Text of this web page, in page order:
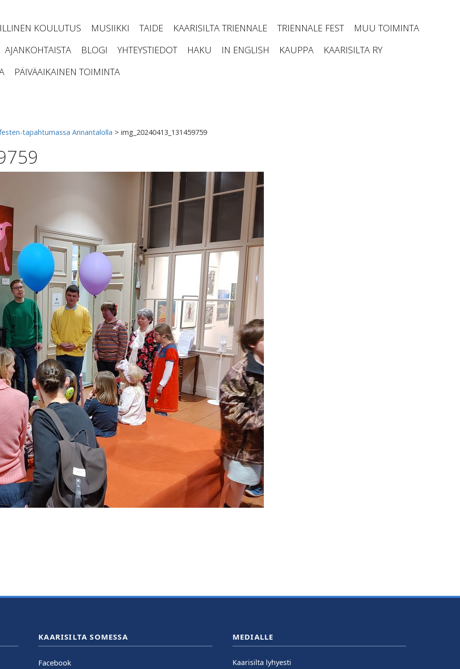
KOULUTUS MUSIIKKI TAIDE KAARISILTA TRIENNALE TRIENNALE FEST
MUU TOIMINTA
AJANKOHTAISTA BLOGI YHTEYSTIEDOT HAKU IN ENGLISH KAUPPA
KAARISILTA RY
PÄIVÄAIKAINEN TOIMINTA
tapahtumassa Annantalolla > img_20240413_131459759
KAARISILTA SOMESSA
Facebook
MEDIALLE
Kaarisilta lyhyesti